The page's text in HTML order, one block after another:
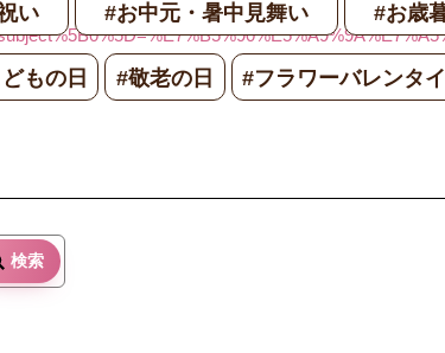
い #お中元・暑中見舞い #お歳
もの日 #敬老の日 #フラワーバレンタ
検索